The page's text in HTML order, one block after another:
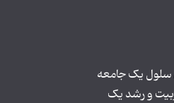
سلول یک جامعه
و رشد یک